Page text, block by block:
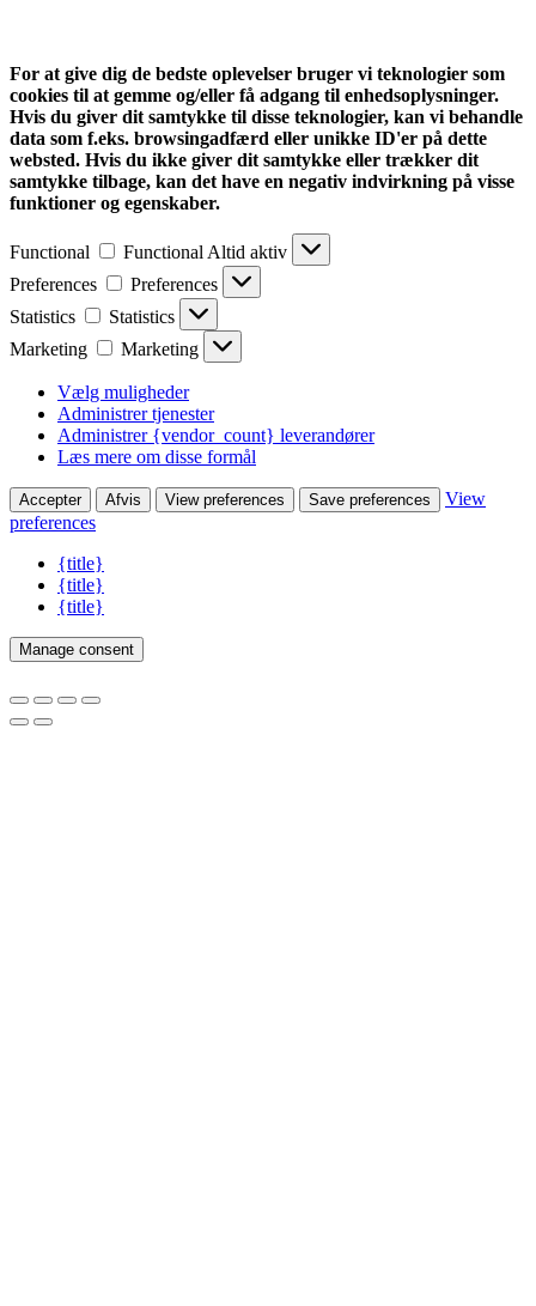
For at give dig de bedste oplevelser bruger vi teknologier som
cookies til at gemme og/eller få adgang til enhedsoplysninger.
Hvis du giver dit samtykke til disse teknologier, kan vi behandle
data som f.eks. browsingadfærd eller unikke ID'er på dette
websted. Hvis du ikke giver dit samtykke eller trækker dit
samtykke tilbage, kan det have en negativ indvirkning på visse
funktioner og egenskaber.
Functional FunctionalAltid aktiv
Preferences
Preferences
Statistics
Statistics
Marketing
Marketing
Vælg muligheder
Administrer tjenester
Administrer {vendor_count} leverandører
Læs mere om disse formål
Accepter Afvis View preferences Save preferences
View
preferences
{title}
{title}
{title}
Manage consent